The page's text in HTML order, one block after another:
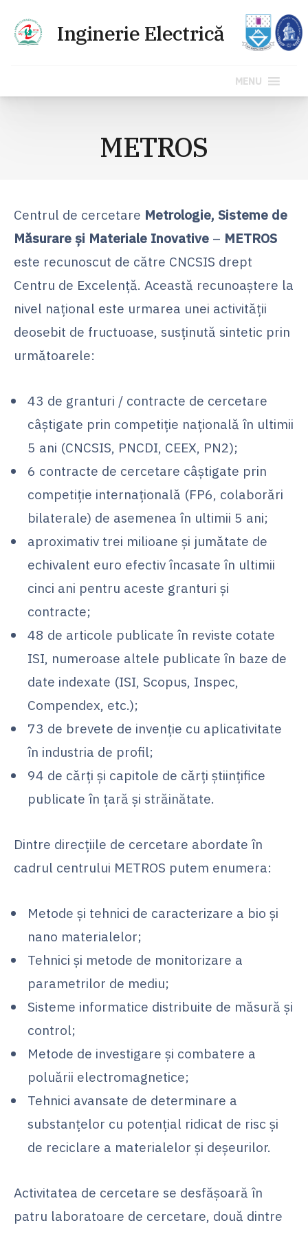
MENU
METROS
Centrul de cercetare Metrologie, Sisteme de
Măsurare şi Materiale Inovative – METROS
este recunoscut de către CNCSIS drept
Centru de Excelenţă. Această recunoaştere la
nivel naţional este urmarea unei activităţii
deosebit de fructuoase, susţinută sintetic prin
următoarele:
43 de granturi / contracte de cercetare
câştigate prin competiţie naţională în ultimii
5 ani (CNCSIS, PNCDI, CEEX, PN2);
6 contracte de cercetare câştigate prin
competiţie internaţională (FP6, colaborări
bilaterale) de asemenea în ultimii 5 ani;
aproximativ trei milioane şi jumătate de
echivalent euro efectiv încasate în ultimii
cinci ani pentru aceste granturi şi
contracte;
48 de articole publicate în reviste cotate
ISI, numeroase altele publicate în baze de
date indexate (ISI, Scopus, Inspec,
Compendex, etc.);
73 de brevete de invenţie cu aplicativitate
în industria de profil;
94 de cărţi şi capitole de cărţi ştiinţifice
publicate în ţară şi străinătate.
Dintre direcţiile de cercetare abordate în
cadrul centrului METROS putem enumera:
Metode şi tehnici de caracterizare a bio şi
nano materialelor;
Tehnici şi metode de monitorizare a
parametrilor de mediu;
Sisteme informatice distribuite de măsură şi
control;
Metode de investigare şi combatere a
poluării electromagnetice;
Tehnici avansate de determinare a
substanţelor cu potenţial ridicat de risc şi
de reciclare a materialelor şi deşeurilor.
Activitatea de cercetare se desfăşoară în
patru laboratoare de cercetare, două dintre